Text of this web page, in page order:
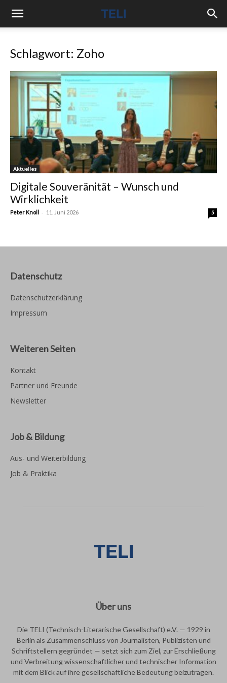
Schlagwort: Zoho
Aktuelles
Digitale Souveränität – Wunsch und
Wirklichkeit
Peter Knoll - 11. Juni 2026 5
Datenschutz
Datenschutzerklärung
Impressum
Weiteren Seiten
Kontakt
Partner und Freunde
Newsletter
Job & Bildung
Aus- und Weiterbildung
Job & Praktika
Über uns
Die TELI (Technisch-Literarische Gesellschaft) e.V. — 1929 in
Berlin als Zusammenschluss von Journalisten, Publizisten und
Schriftstellern gegründet — setzt sich zum Ziel, zur Erschließung
und Verbreitung wissenschaftlicher und technischer Information
mit dem Blick auf ihre gesellschaftliche Bedeutung beizutragen.